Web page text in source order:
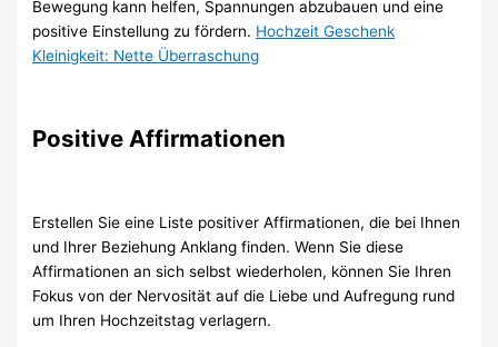
Bewegung kann helfen, Spannungen abzubauen und eine
positive Einstellung zu fördern. Hochzeit Geschenk
Kleinigkeit: Nette Überraschung
Positive Affirmationen
Erstellen Sie eine Liste positiver Affirmationen, die bei Ihnen
und Ihrer Beziehung Anklang finden. Wenn Sie diese
Affirmationen an sich selbst wiederholen, können Sie Ihren
Fokus von der Nervosität auf die Liebe und Aufregung rund
um Ihren Hochzeitstag verlagern.